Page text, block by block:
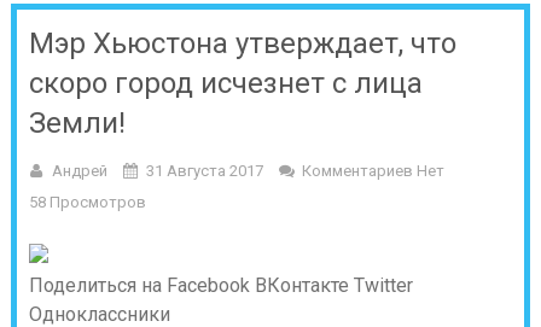
Мэр Хьюстона утверждает, что
скоро город исчезнет с лица
Земли!
Андрей 31 Августа 2017
Комментариев Нет
58 Просмотров
Поделиться на Facebook ВКонтакте Twitter
Одноклассники